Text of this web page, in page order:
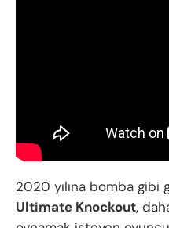
2020 yılına bomba gibi
Ultimate Knockout,